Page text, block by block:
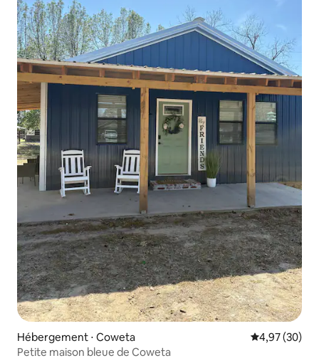
Hébergement ⋅ Coweta Évaluation
4,97 (30)
Petite maison bleue de Coweta